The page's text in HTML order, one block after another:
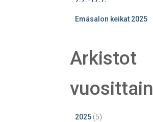
Emäsalon keikat 2025
Arkistot
vuosittain
2025(5)